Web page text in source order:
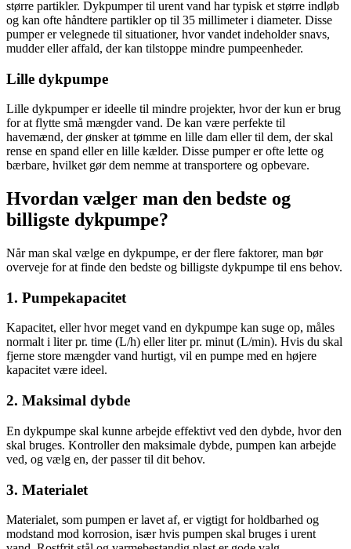
større partikler. Dykpumper til urent vand har typisk et større indløb
og kan ofte håndtere partikler op til 35 millimeter i diameter. Disse
pumper er velegnede til situationer, hvor vandet indeholder snavs,
mudder eller affald, der kan tilstoppe mindre pumpeenheder.
Lille dykpumpe
Lille dykpumper er ideelle til mindre projekter, hvor der kun er brug
for at flytte små mængder vand. De kan være perfekte til
havemænd, der ønsker at tømme en lille dam eller til dem, der skal
rense en spand eller en lille kælder. Disse pumper er ofte lette og
bærbare, hvilket gør dem nemme at transportere og opbevare.
Hvordan vælger man den bedste og
billigste dykpumpe?
Når man skal vælge en dykpumpe, er der flere faktorer, man bør
overveje for at finde den bedste og billigste dykpumpe til ens behov.
1. Pumpekapacitet
Kapacitet, eller hvor meget vand en dykpumpe kan suge op, måles
normalt i liter pr. time (L/h) eller liter pr. minut (L/min). Hvis du skal
fjerne store mængder vand hurtigt, vil en pumpe med en højere
kapacitet være ideel.
2. Maksimal dybde
En dykpumpe skal kunne arbejde effektivt ved den dybde, hvor den
skal bruges. Kontroller den maksimale dybde, pumpen kan arbejde
ved, og vælg en, der passer til dit behov.
3. Materialet
Materialet, som pumpen er lavet af, er vigtigt for holdbarhed og
modstand mod korrosion, især hvis pumpen skal bruges i urent